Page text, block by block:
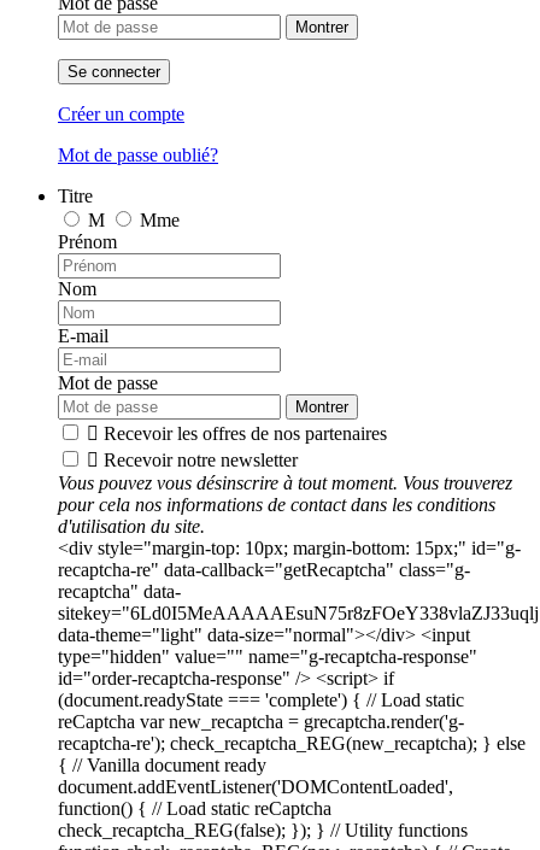
Montrer
Se connecter
Créer un compte
Mot de passe oublié?
Titre
M
Mme
Prénom
Nom
E-mail
Mot de passe
Montrer
 Recevoir les offres de nos partenaires
 Recevoir notre newsletter
Vous pouvez vous désinscrire à tout moment. Vous trouverez
pour cela nos informations de contact dans les conditions
d'utilisation du site.
<div style="margin-top: 10px; margin-bottom: 15px;" id="g-
recaptcha-re" data-callback="getRecaptcha" class="g-
recaptcha" data-
data-theme="light" data-size="normal"></div> <input
type="hidden" value="" name="g-recaptcha-response"
id="order-recaptcha-response" /> <script> if
(document.readyState === 'complete') { // Load static
reCaptcha var new_recaptcha = grecaptcha.render('g-
recaptcha-re'); check_recaptcha_REG(new_recaptcha); } else
{ // Vanilla document ready
document.addEventListener('DOMContentLoaded',
function() { // Load static reCaptcha
check_recaptcha_REG(false); }); } // Utility functions